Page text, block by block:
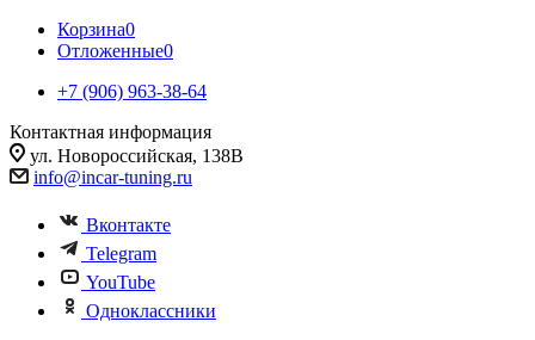
Корзина0
Отложенные0
+7 (906) 963-38-64
Контактная информация
ул. Новороссийская, 138В
info@incar-tuning.ru
Вконтакте
Telegram
YouTube
Одноклассники